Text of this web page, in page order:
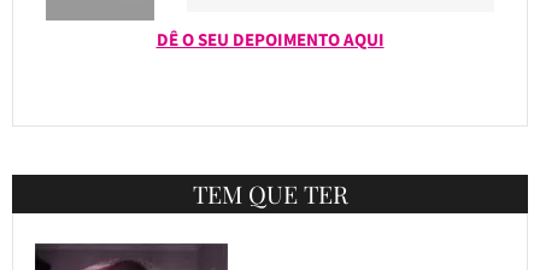
DÊ O SEU DEPOIMENTO AQUI
TEM QUE TER